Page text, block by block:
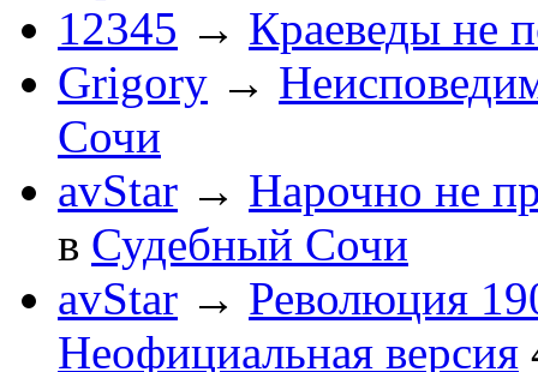
12345 → Краеведы не
Grigory →
Сочи
avStar → Нарочно не
в Судебный Сочи
avStar → Революция
Неофициальная версия